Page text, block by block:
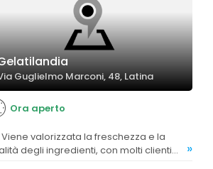
Guglielmo Marconi, 48, Latina
Ora aperto
degli ingredienti, con molti clienti
»